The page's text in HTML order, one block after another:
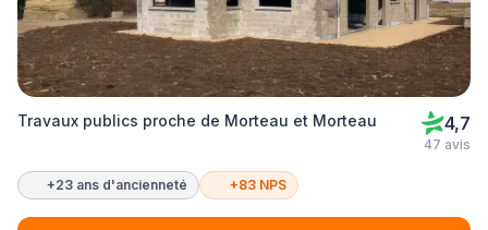
Travaux publics proche de Morteau et Morteau 4,7
47 avis
+23 ans d'ancienneté +83 NPS